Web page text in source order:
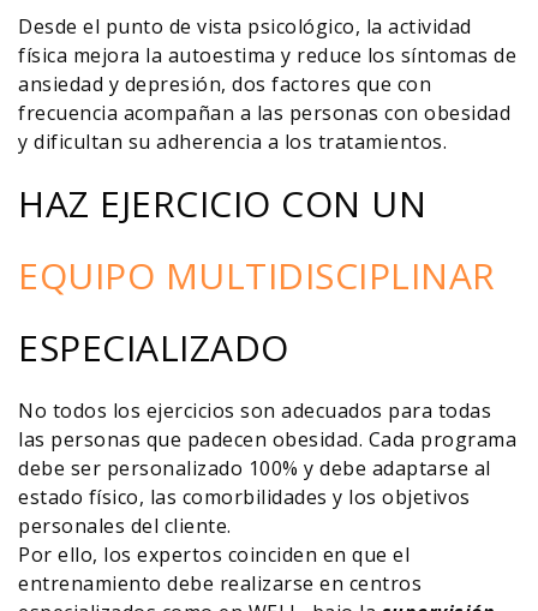
Desde el punto de vista psicológico, la actividad
física mejora la autoestima y reduce los síntomas de
ansiedad y depresión, dos factores que con
frecuencia acompañan a las personas con obesidad
y dificultan su adherencia a los tratamientos.
HAZ EJERCICIO CON UN
EQUIPO MULTIDISCIPLINAR
ESPECIALIZADO
No todos los ejercicios son adecuados para todas
las personas que padecen obesidad. Cada programa
debe ser personalizado 100% y debe adaptarse al
estado físico, las comorbilidades y los objetivos
personales del cliente.
Por ello, los expertos coinciden en que el
entrenamiento debe realizarse en centros